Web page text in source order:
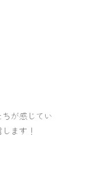
が感じてい
ます！